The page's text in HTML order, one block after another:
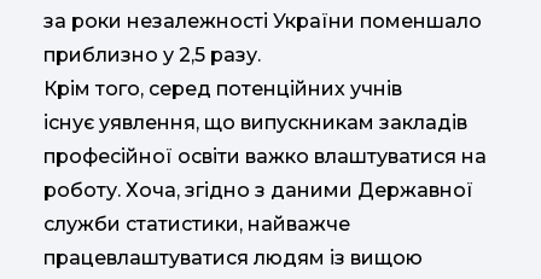
за роки незалежності України поменшало
приблизно у 2,5 разу.
Крім того, серед потенційних учнів
існує уявлення, що випускникам закладів
професійної освіти важко влаштуватися на
роботу. Хоча, згідно з даними Державної
служби статистики, найважче
працевлаштуватися людям із вищою